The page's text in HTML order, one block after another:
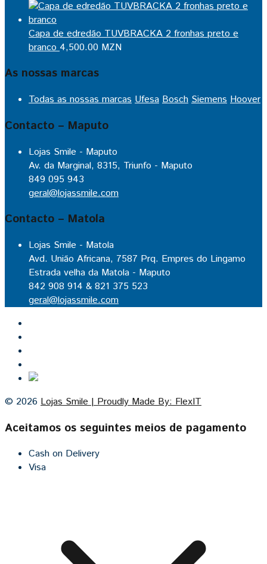
Capa de edredão TUVBRACKA 2 fronhas preto e
branco 4,500.00 MZN
As nossas marcas
Todas as nossas marcas Ufesa Bosch Siemens Hoover
Contacto – Maputo
Lojas Smile - Maputo
Av. da Marginal, 8315, Triunfo - Maputo
849 095 943
geral@lojassmile.com
Contacto – Matola
Lojas Smile - Matola
Avd. União Africana, 7587 Prq. Empres do Lingamo
Estrada velha da Matola - Maputo
842 908 914 & 821 375 523
geral@lojassmile.com
© 2026 Lojas Smile | Proudly Made By: FlexIT
Aceitamos os seguintes meios de pagamento
Cash on Delivery
Visa